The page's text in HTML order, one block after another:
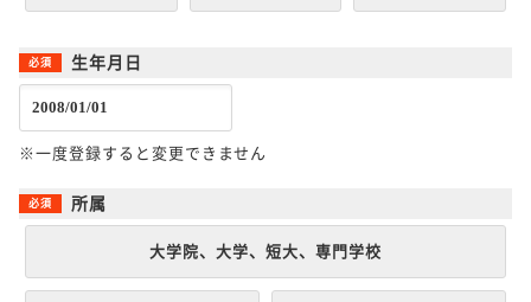
生年月日
※一度登録すると変更できません
所属
大学院、大学、短大、専門学校